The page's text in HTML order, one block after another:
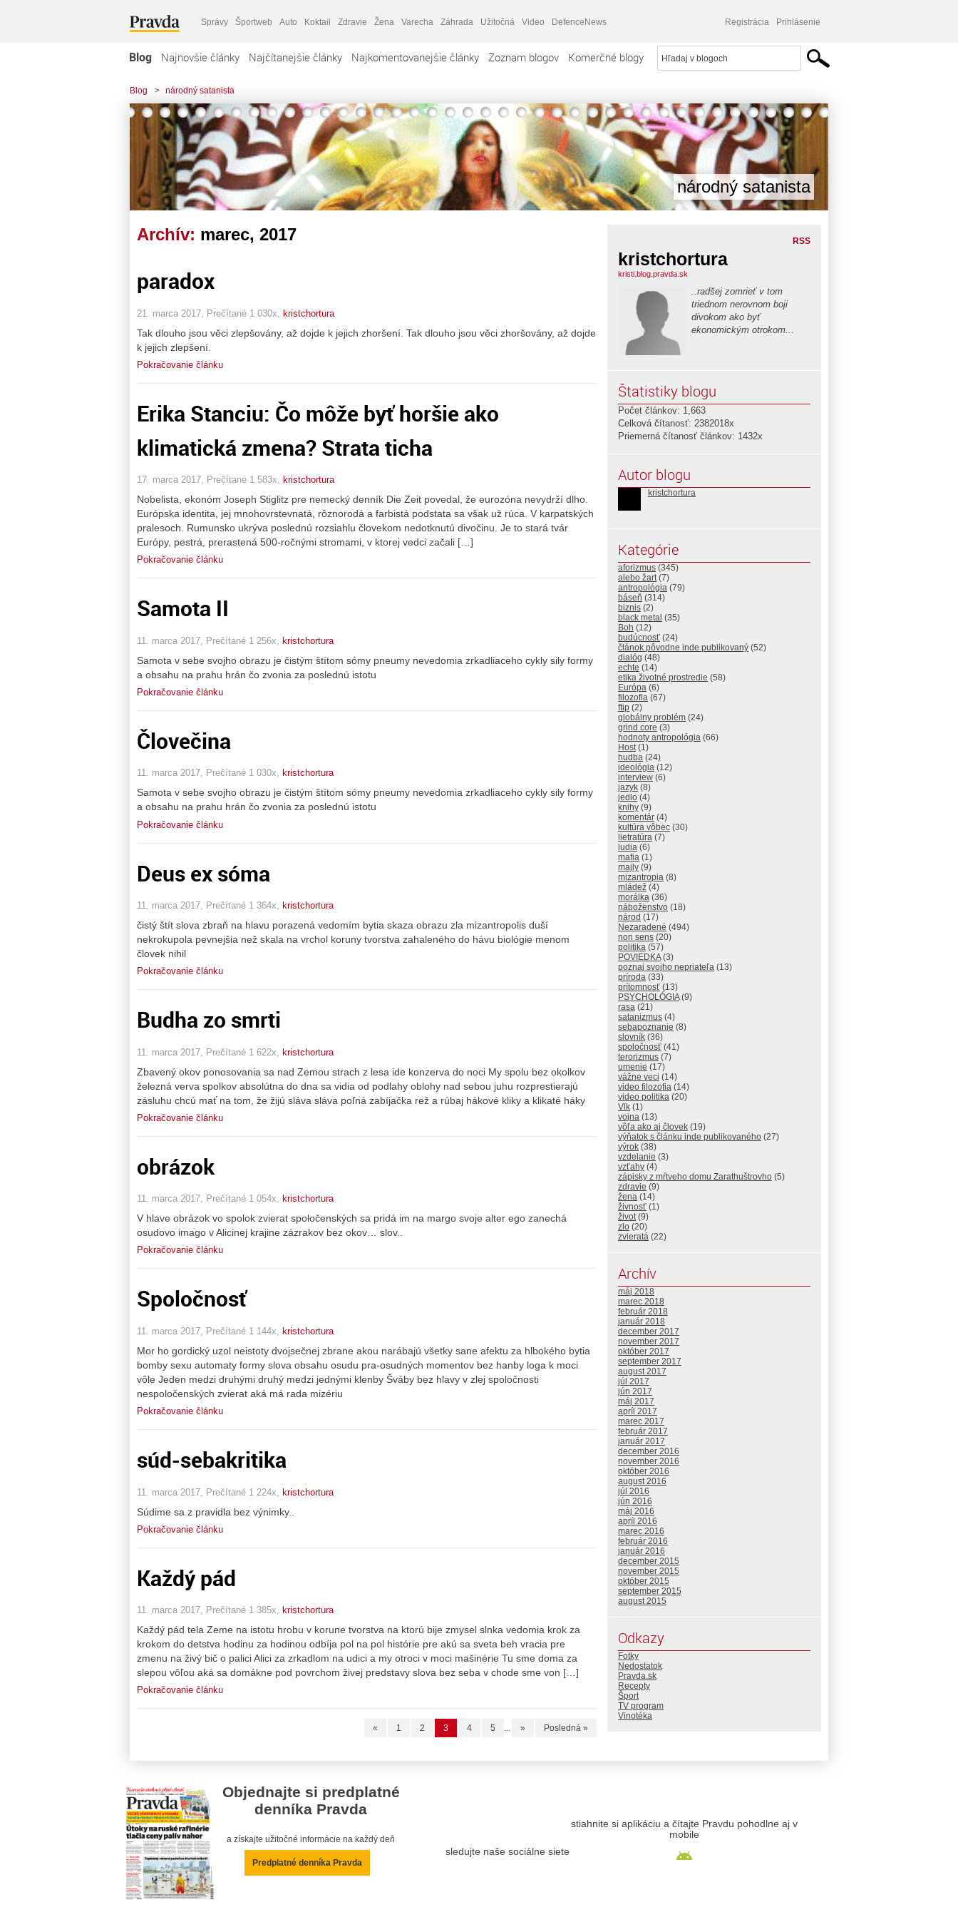
Správy Športweb Auto Koktail Zdravie Žena Varecha Záhrada Užitočná Video DefenceNews Registrácia Prihlásenie
Blog Najnovšie články Najčítanejšie články Najkomentovanejšie články Zoznam blogov Komerčné blogy
Blog > národný satanista
národný satanista
Archív: marec, 2017
paradox
21. marca 2017, Prečítané 1 030x, kristchortura
Tak dlouho jsou věci zlepšovány, až dojde k jejich zhoršení. Tak dlouho jsou věci zhoršovány, až dojde
k jejich zlepšení.
Pokračovanie článku
Erika Stanciu: Čo môže byť horšie ako
klimatická zmena? Strata ticha
17. marca 2017, Prečítané 1 583x, kristchortura
Nobelista, ekonóm Joseph Stiglitz pre nemecký denník Die Zeit povedal, že eurozóna nevydrží dlho.
Európska identita, jej mnohovrstevnatá, rôznorodá a farbistá podstata sa však už rúca. V karpatských
pralesoch. Rumunsko ukrýva poslednú rozsiahlu človekom nedotknutú divočinu. Je to stará tvár
Európy, pestrá, prerastená 500-ročnými stromami, v ktorej vedci začali […]
Pokračovanie článku
Samota II
11. marca 2017, Prečítané 1 256x, kristchortura
Samota v sebe svojho obrazu je čistým štítom sómy pneumy nevedomia zrkadliaceho cykly sily formy
a obsahu na prahu hrán čo zvonia za poslednú istotu
Pokračovanie článku
Človečina
11. marca 2017, Prečítané 1 030x, kristchortura
Samota v sebe svojho obrazu je čistým štítom sómy pneumy nevedomia zrkadliaceho cykly sily formy
a obsahu na prahu hrán čo zvonia za poslednú istotu
Pokračovanie článku
Deus ex sóma
11. marca 2017, Prečítané 1 364x, kristchortura
čistý štít slova zbraň na hlavu porazená vedomím bytia skaza obrazu zla mizantropolis duší
nekrokupola pevnejšia než skala na vrchol koruny tvorstva zahaleného do hávu biológie menom
človek nihil
Pokračovanie článku
Budha zo smrti
11. marca 2017, Prečítané 1 622x, kristchortura
Zbavený okov ponosovania sa nad Zemou strach z lesa ide konzerva do noci My spolu bez okolkov
železná verva spolkov absolútna do dna sa vidia od podlahy oblohy nad sebou juhu rozprestierajú
zásluhu chcú mať na tom, že žijú sláva sláva poľná zabíjačka rež a rúbaj hákové kliky a klikaté háky
Pokračovanie článku
obrázok
11. marca 2017, Prečítané 1 054x, kristchortura
V hlave obrázok vo spolok zvierat spoločenských sa pridá im na margo svoje alter ego zanechá
osudovo imago v Alicinej krajine zázrakov bez okov… slov..
Pokračovanie článku
Spoločnosť
11. marca 2017, Prečítané 1 144x, kristchortura
Mor ho gordický uzol neistoty dvojsečnej zbrane akou narábajú všetky sane afektu za hlbokého bytia
bomby sexu automaty formy slova obsahu osudu pra-osudných momentov bez hanby loga k moci
vôle Jeden medzi druhými druhý medzi jednými klenby Šváby bez hlavy v zlej spoločnosti
nespoločenských zvierat aká má rada mizériu
Pokračovanie článku
súd-sebakritika
11. marca 2017, Prečítané 1 224x, kristchortura
Súdime sa z pravidla bez výnimky..
Pokračovanie článku
Každý pád
11. marca 2017, Prečítané 1 385x, kristchortura
Každý pád tela Zeme na istotu hrobu v korune tvorstva na ktorú bije zmysel slnka vedomia krok za
krokom do detstva hodinu za hodinou odbíja pol na pol histórie pre akú sa sveta beh vracia pre
zmenu na živý bič o palici Alici za zrkadlom na udici a my otroci v moci mašinérie Tu sme doma za
slepou vôľou aká sa domákne pod povrchom živej predstavy slova bez seba v chode sme von […]
Pokračovanie článku
« 1 2 3 4 5 ... » Posledná »
RSS
kristchortura
kristi.blog.pravda.sk
..radšej zomrieť v tom
triednom nerovnom boji
divokom ako byť
ekonomickým otrokom...
Štatistiky blogu
Počet článkov: 1,663
Celková čítanosť: 2382018x
Priemerná čítanosť článkov: 1432x
Autor blogu
kristchortura
Kategórie
aforizmus (345)
alebo žart(7)
antropológia (79)
báseň (314)
biznis (2)
black metal (35)
Boh (12)
budúcnosť (24)
článok pôvodne inde publikovaný (52)
dialóg (48)
echte (14)
etika životné prostredie (58)
Európa (6)
filozofia (67)
ftip (2)
globálny problém (24)
grind core (3)
hodnoty antropológia (66)
Host(1)
hudba (24)
ideológia (12)
interview (6)
jazyk (8)
jedlo (4)
knihy (9)
komentár (4)
kultúra vôbec (30)
lietratúra (7)
ludia (6)
mafia (1)
majly (9)
mizantropia (8)
mládež (4)
morálka (36)
náboženstvo (18)
národ (17)
Nezaradené (494)
non sens (20)
politika (57)
POVIEDKA(3)
poznaj svojho nepriateľa (13)
príroda (33)
prítomnosť (13)
PSYCHOLÓGIA(9)
rasa (21)
satanizmus (4)
sebapoznanie (8)
slovník (36)
spoločnosť (41)
terorizmus (7)
umenie (17)
vážne veci (14)
video filozofia (14)
video politika (20)
Vlk (1)
vojna (13)
vôľa ako aj človek (19)
výňatok s článku inde publikovaného (27)
výrok (38)
vzdelanie (3)
vzťahy (4)
zápisky z mŕtveho domu Zarathuštrovho (5)
zdravie (9)
žena (14)
živnosť (1)
život(9)
zlo (20)
zvieratá (22)
Archív
máj 2018
marec 2018
február 2018
január 2018
december 2017
november 2017
október 2017
september 2017
august 2017
júl 2017
jún 2017
máj 2017
apríl 2017
marec 2017
február 2017
január 2017
december 2016
november 2016
október 2016
august 2016
júl 2016
jún 2016
máj 2016
apríl 2016
marec 2016
február 2016
január 2016
december 2015
november 2015
október 2015
september 2015
august 2015
Odkazy
Fotky
Nedostatok
Pravda.sk
Recepty
Šport
TV program
Vinotéka
Objednajte si predplatné
denníka Pravda
a získajte užitočné informácie na každý deň
Predplatné denníka Pravda
sledujte naše sociálne siete
stiahnite si aplikáciu a čítajte Pravdu pohodlne aj v
mobile